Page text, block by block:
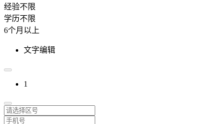
经验不限
学历不限
6个月以上
文字编辑
1